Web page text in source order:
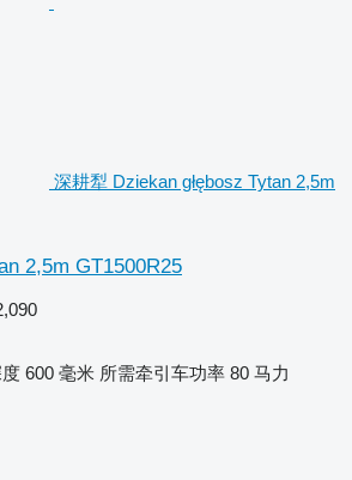
深耕犁 Dziekan głębosz Tytan 2,5m
2,5m GT1500R25
600 毫米 所需牵引车功率 80 马力